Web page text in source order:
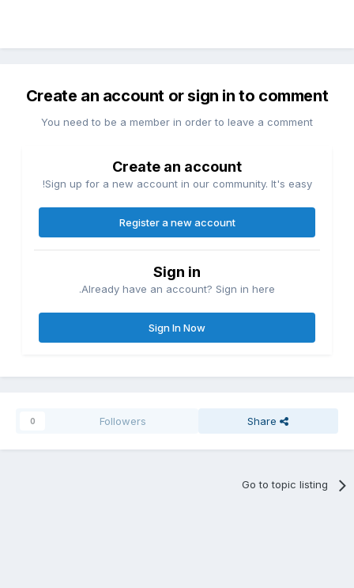
Create an account or sign in to comment
You need to be a member in order to leave a comment
Create an account
Sign up for a new account in our community. It's easy!
Register a new account
Sign in
Already have an account? Sign in here.
Sign In Now
Share
Followers
0
Go to topic listing